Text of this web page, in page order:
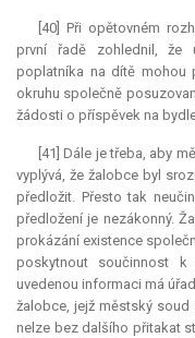
[40] Při opětovném
první řadě zohlednil, že
poplatníka na dítě mohou
okruhu společně
žádosti o příspěvek na
[41] Dále je třeba, aby
vyplývá, že žalobce byl
předložit. Přesto tak
předložení je nezákonný.
prokázání existence
poskytnout součinnost
uvedenou informaci má
žalobce, jejž městský soud
nelze bez dalšího přitakat